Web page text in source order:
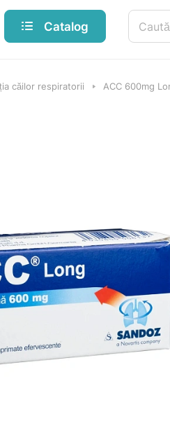
Catalog
căilor respiratorii ACC 600mg